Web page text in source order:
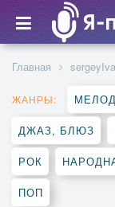
Главная
ЖАНРЫ:
ДЖАЗ, БЛЮЗ
РОК
ПОП